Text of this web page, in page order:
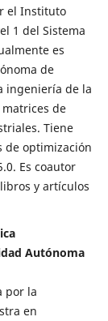
el Instituto
1 del Sistema
es
de
ingeniería de la
de
Tiene
de optimización
Es coautor
y artículos
Autónoma
por la
en